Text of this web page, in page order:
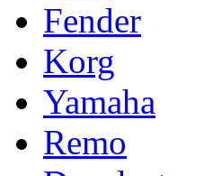
Fender
Korg
Yamaha
Remo